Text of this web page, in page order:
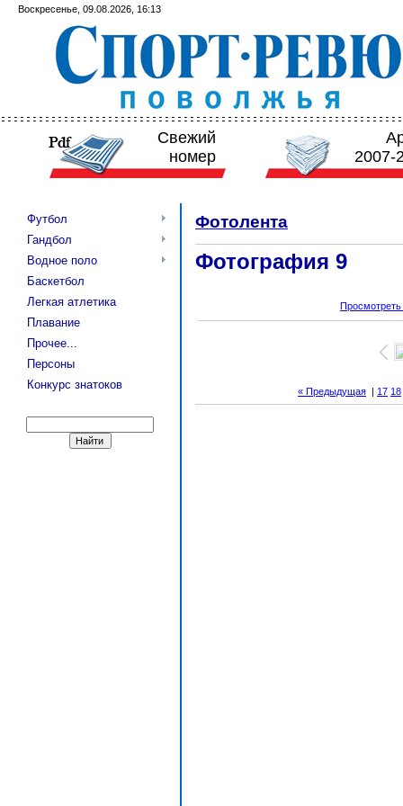
Воскресенье, 09.08.2026, 16:13
Свежий
номер
2007-
Футбол
Гандбол
Водное поло
Баскетбол
Легкая атлетика
Плавание
Прочее...
Персоны
Конкурс знатоков
Фотолента
Фотография 9
« Предыдущая | 17 18